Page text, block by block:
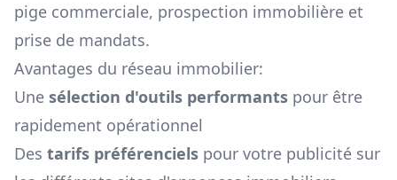
pige commerciale, prospection immobilière et
prise de mandats.
Avantages du réseau immobilier:
Une sélection d'outils performants pour être
rapidement opérationnel
Des tarifs préférenciels pour votre publicité sur